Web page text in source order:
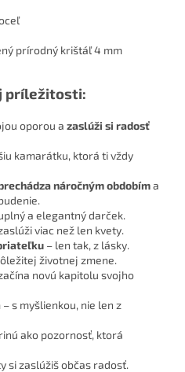
prírodný krištáľ 4 mm
príležitosti:
oporou a zaslúži si radosť
kamarátku, ktorá ti vždy
náročným obdobíma
a elegantný darček.
viac než len kvety.
– len tak, z lásky.
životnej zmene.
novú kapitolu svojho
s myšlienkou, nie len z
ako pozornosť, ktorá
si zaslúžiš občas radosť.